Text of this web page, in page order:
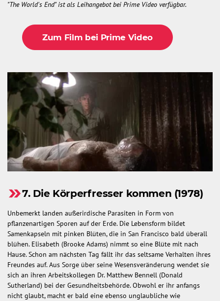
"The World's End" ist als Leihangebot bei Prime Video verfügbar.
Zum Film bei Prime Video
7. Die Körperfresser kommen (1978)
Unbemerkt landen außerirdische Parasiten in Form von
pflanzenartigen Sporen auf der Erde. Die Lebensform bildet
Samenkapseln mit pinken Blüten, die in San Francisco bald überall
blühen. Elisabeth (Brooke Adams) nimmt so eine Blüte mit nach
Hause. Schon am nächsten Tag fällt ihr das seltsame Verhalten ihres
Freundes auf. Aus Sorge über seine Wesensveränderung wendet sie
sich an ihren Arbeitskollegen Dr. Matthew Bennell (Donald
Sutherland) bei der Gesundheitsbehörde. Obwohl er ihr anfangs
nicht glaubt, macht er bald eine ebenso unglaubliche wie